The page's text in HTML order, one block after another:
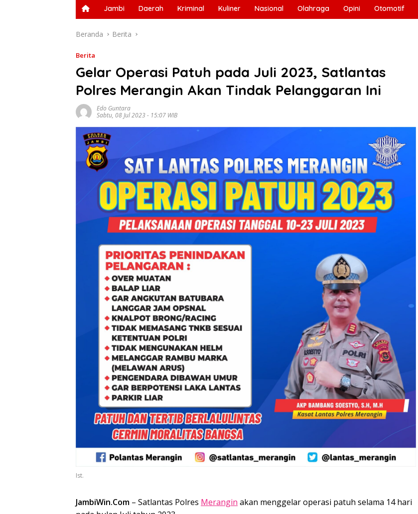
Jambi Daerah Kriminal Kuliner Nasional Olahraga Opini Otomotif
Beranda Berita
Berita
Gelar Operasi Patuh pada Juli 2023, Satlantas
Polres Merangin Akan Tindak Pelanggaran Ini
Edo Guntara
Sabtu, 08 Jul 2023 - 15:07 WIB
Ist.
JambiWin.Com – Satlantas Polres Merangin akan menggelar operasi patuh selama 14 hari